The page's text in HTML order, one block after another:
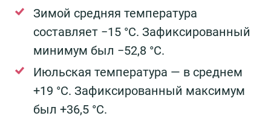
Зимой средняя температура
составляет −15 °С. Зафиксированный
минимум был −52,8 °С.
Июльская температура — в среднем
+19 °С. Зафиксированный максимум
был +36,5 °С.